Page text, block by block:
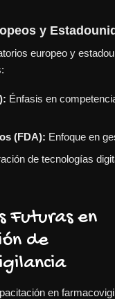
y
europeo y
Énfasis en
(FDA): Enfoque en
de tecnologías
Futuras en
de
en